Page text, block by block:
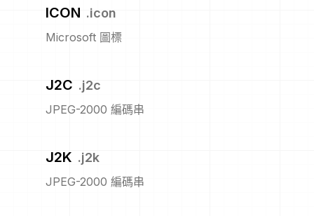
ICON .icon
Microsoft 圖標
J2C .j2c
JPEG-2000 編碼串
J2K .j2k
JPEG-2000 編碼串